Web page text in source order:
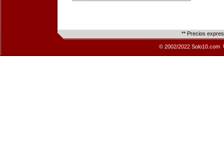
** Precios
© 2002/2022 Solo10.com